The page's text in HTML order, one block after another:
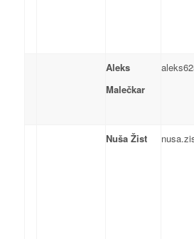
Aleks
Malečkar
Nuša Žist